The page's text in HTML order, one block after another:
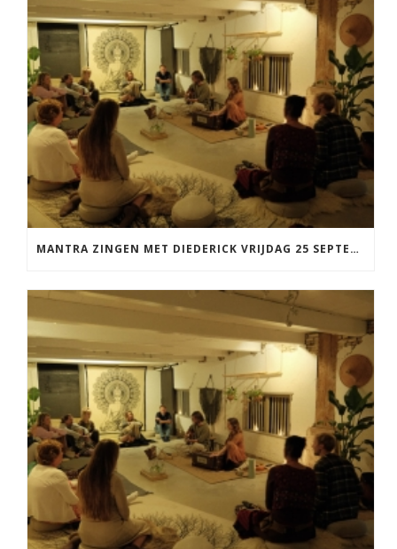
MANTRA ZINGEN MET DIEDERICK VRIJDAG 25 SEPTEMBER EN 20 NOVEMBER